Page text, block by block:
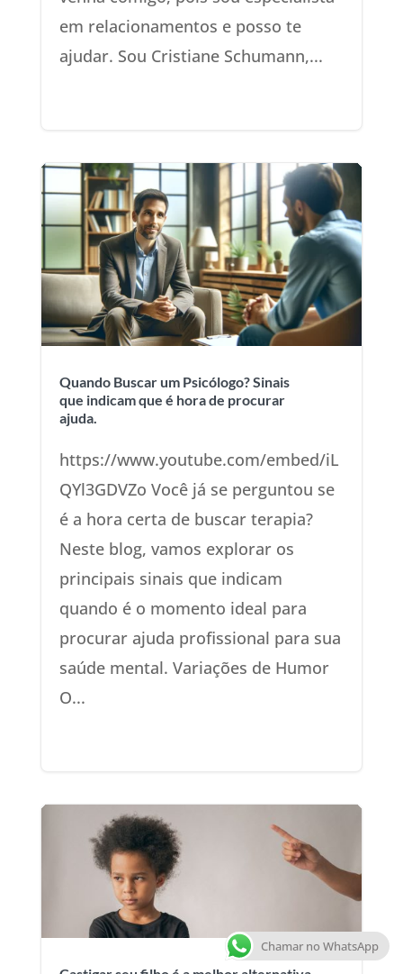
em relacionamentos e posso te
ajudar. Sou Cristiane Schumann,...
Quando Buscar um Psicólogo? Sinais
que indicam que é hora de procurar
ajuda.
https://www.youtube.com/embed/iL
QYl3GDVZo Você já se perguntou se
é a hora certa de buscar terapia?
Neste blog, vamos explorar os
principais sinais que indicam
quando é o momento ideal para
procurar ajuda profissional para sua
saúde mental. Variações de Humor
O...
Chamar no WhatsApp